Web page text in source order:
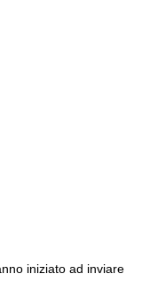
iniziato ad inviare